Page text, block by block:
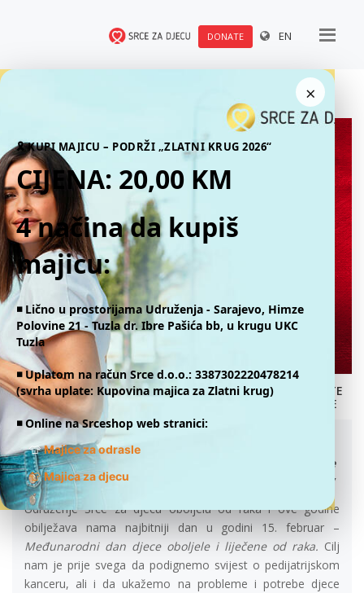
DONATE EN
×
🎗 KUPI MAJICU – PODRŽI „ZLATNI KRUG 2026“
CIJENA: 20,00 KM
4 načina da kupiš
majicu:
◾️ Lično u prostorijama Udruženja - Sarajevo, Himze
Polovine 21 - Tuzla dr. Ibre Pašića bb, u krugu UKC
Tuzla
◾️ Uplatom na račun Srce d.o.o.: 3387302220478214
(svrha uplate: Kupovina majica za Zlatni krug)
◾️ Online na Srceshop web stranici:
👕Majice za odrasle
👕Majica za djecu
DONATE
ONLINE
RODITELJSKA P(R)ATNJA
13.02.2022.
„Odsustvo sa radnog mjesta i bolovanje roditelja djece
oboljele od malignih bolesti tokom njihovog liječenja“
Udruženje Srce za djecu oboljelu od raka i ove godine
obilježava nama najbitniji dan u godini 15. februar –
Međunarodni dan djece oboljele i liječene od raka. Cilj
nam je prije svega da podignemo svijest o pedijatrijskom
kanceru, ali i da ukažemo na probleme i potrebe djece